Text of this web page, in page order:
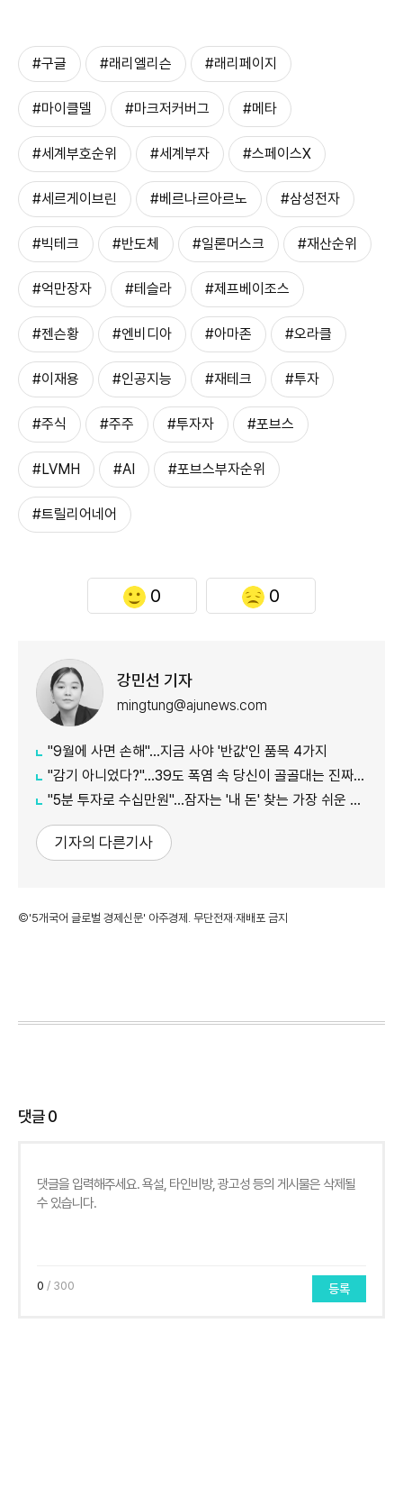
#구글 #래리엘리슨 #래리페이지
#마이클델 #마크저커버그 #메타
#세계부호순위 #세계부자 #스페이스X
#세르게이브린 #베르나르아르노 #삼성전자
#빅테크 #반도체 #일론머스크 #재산순위
#억만장자 #테슬라 #제프베이조스
#젠슨황 #엔비디아 #아마존 #오라클
#이재용 #인공지능 #재테크 #투자
#주식 #주주 #투자자 #포브스
#LVMH #AI #포브스부자순위
#트릴리어네어
0 0
강민선 기자
mingtung@ajunews.com
"9월에 사면 손해"…지금 사야 '반값'인 품목 4가지
"감기 아니었다?"…39도 폭염 속 당신이 골골대는 진짜 이유
"5분 투자로 수십만원"…잠자는 '내 돈' 찾는 가장 쉬운 방법
기자의 다른기사
©'5개국어 글로벌 경제신문' 아주경제. 무단전재·재배포 금지
댓글0
0 / 300 등록